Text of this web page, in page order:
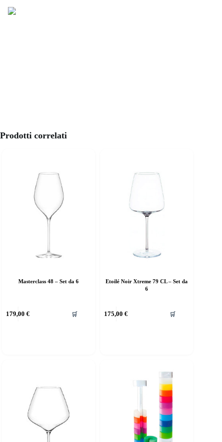
Prodotti correlati
Masterclass 48 – Set da 6
179,00€ 🛒
Etoilé Noir Xtreme 79 CL – Set da
6
175,00€ 🛒